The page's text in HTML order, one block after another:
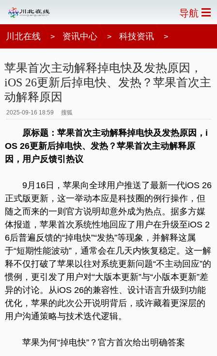
导航
川北在线 > 资讯中心 > 科技资讯 >
苹果首次主动解释掉电快及发热原因，
iOS 26更新后掉电快、发热？苹果首次主
动解释原因
2025-09-16 18:59 搜狐
原标题：苹果首次主动解释掉电快及发热原因，i
OS 26更新后掉电快、发热？苹果首次主动解释原
因，用户反馈引热议
9月16日，苹果向全球用户推送了最新一代iOS 26
正式版更新，这一举动本应是科技圈的例行操作，但
随之而来的一则官方说明却意外成为热点。据多方媒
体报道，苹果首次系统性地回应了用户在升级至iOS 2
6后普遍反馈的“掉电快”“发热”等现象，并解释这属
于“短期性能波动”，通常会在几天内恢复稳定。这一解
释不仅打破了苹果以往对系统更新问题“不主动回应”的
惯例，更引发了用户对“大版本更新”与“小版本更新”差
异的讨论。从iOS 26的兼容性、设计语言升级到功能
优化，苹果的此次公开说明背后，或许藏着更深层的
用户沟通策略与技术迭代逻辑。
苹果为何“掉电快”？官方首次给出明确答案